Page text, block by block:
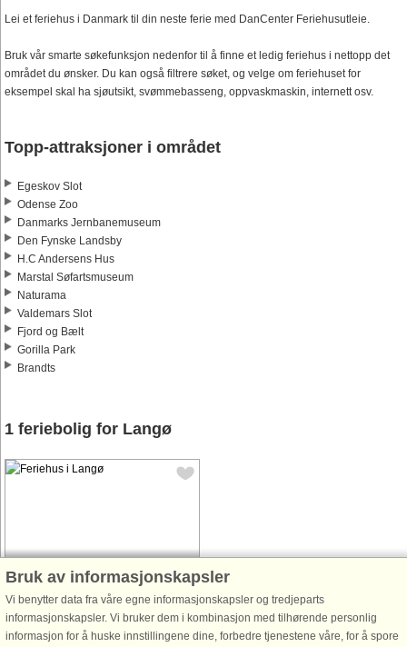
Lei et feriehus i Danmark til din neste ferie med DanCenter Feriehusutleie.
Bruk vår smarte søkefunksjon nedenfor til å finne et ledig feriehus i nettopp det
området du ønsker. Du kan også filtrere søket, og velge om feriehuset for
eksempel skal ha sjøutsikt, svømmebasseng, oppvaskmaskin, internett osv.
Topp-attraksjoner i området
Egeskov Slot
Odense Zoo
Danmarks Jernbanemuseum
Den Fynske Landsby
H.C Andersens Hus
Marstal Søfartsmuseum
Naturama
Valdemars Slot
Fjord og Bælt
Gorilla Park
Brandts
1 feriebolig for Langø
Langø
6 personer, 88 m²
185 m til kyst.
Bruk av informasjonskapsler
Vi benytter data fra våre egne informasjonskapsler og tredjeparts
informasjonskapsler. Vi bruker dem i kombinasjon med tilhørende personlig
informasjon for å huske innstillingene dine, forbedre tjenestene våre, for å spore